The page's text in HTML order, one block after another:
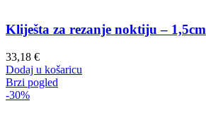
Kliješta za rezanje noktiju – 1,5cm
33,18 €
Dodaj u košaricu
Brzi pogled
-30%